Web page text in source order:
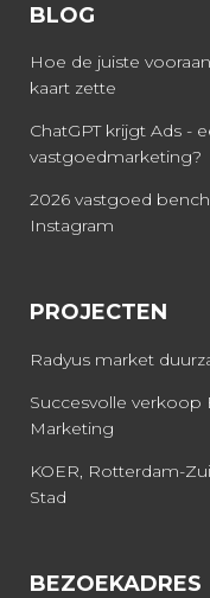
BLOG
Hoe de juiste
kaart zette
ChatGPT krijgt Ads -
vastgoedmarketing?
2026 vastgoed
Instagram
PROJECTEN
Radyus market
Succesvolle
Marketing
KOER, Rotterdam-
Stad
BEZOEKADRES